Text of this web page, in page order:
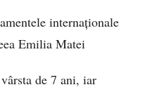
internaționale
Emilia Matei
de 7 ani, iar